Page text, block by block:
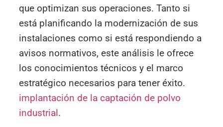
que optimizan sus operaciones. Tanto si
está planificando la modernización de sus
instalaciones como si está respondiendo a
avisos normativos, este análisis le ofrece
los conocimientos técnicos y el marco
estratégico necesarios para tener éxito.
implantación de la captación de polvo
industrial.